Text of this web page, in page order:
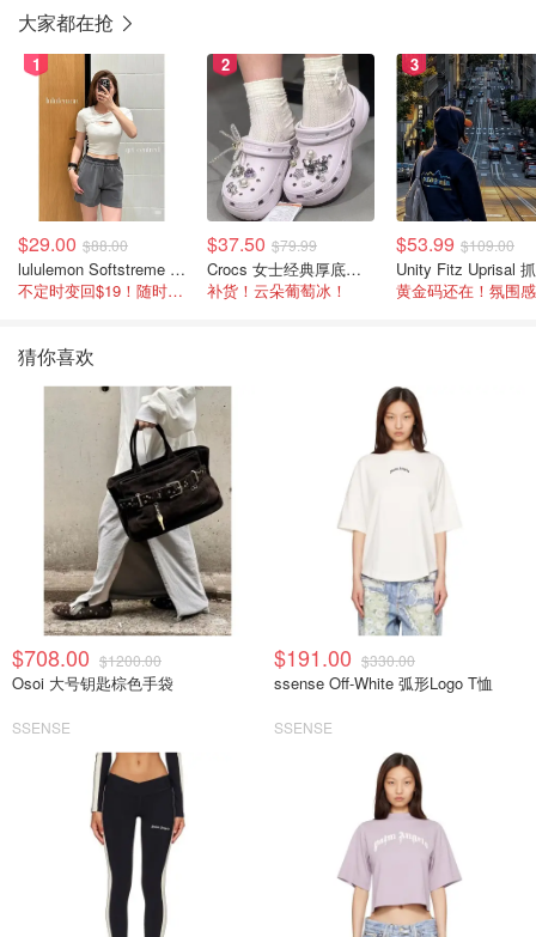
大家都在抢
1
$29.00 $88.00
lululemon Softstreme 女士高腰短裤 10cm
不定时变回$19！随时点进来看
2
$37.50 $79.99
Crocs 女士经典厚底凉鞋
补货！云朵葡萄冰！
3
$53.99 $109.00
猜你喜欢
$708.00 $1200.00
Osoi 大号钥匙棕色手袋
SSENSE
$191.00 $330.00
ssense Off-White 弧形Logo T恤
SSENSE